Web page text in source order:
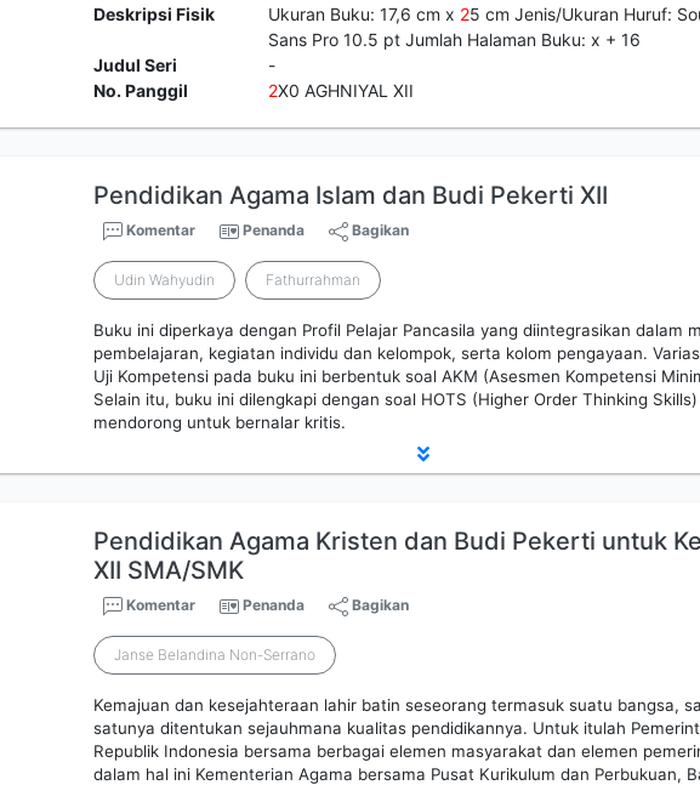
Deskripsi Fisik
Ukuran Buku: 17,6 cm x 25 cm Jenis/Ukuran Huruf:
Sans Pro 10.5 pt Jumlah Halaman Buku: x + 16
Judul Seri
-
No. Panggil
2X0 AGHNIYAL XII
Pendidikan Agama Islam dan Budi Pekerti XII
Komentar Penanda Bagikan
Udin Wahyudin Fathurrahman
Buku ini diperkaya dengan Profil Pelajar Pancasila yang diintegrasikan dalam
pembelajaran, kegiatan individu dan kelompok, serta kolom pengayaan.
Uji Kompetensi pada buku ini berbentuk soal AKM (Asesmen Kompetensi
Selain itu, buku ini dilengkapi dengan soal HOTS (Higher Order Thinking
mendorong untuk bernalar kritis.
Pendidikan Agama Kristen dan Budi Pekerti untuk
XII SMA/SMK
Komentar Penanda Bagikan
Janse Belandina Non-Serrano
Kemajuan dan kesejahteraan lahir batin seseorang termasuk suatu bangsa,
satunya ditentukan sejauhmana kualitas pendidikannya. Untuk itulah
Republik Indonesia bersama berbagai elemen masyarakat dan elemen
dalam hal ini Kementerian Agama bersama Pusat Kurikulum dan Perbukuan,